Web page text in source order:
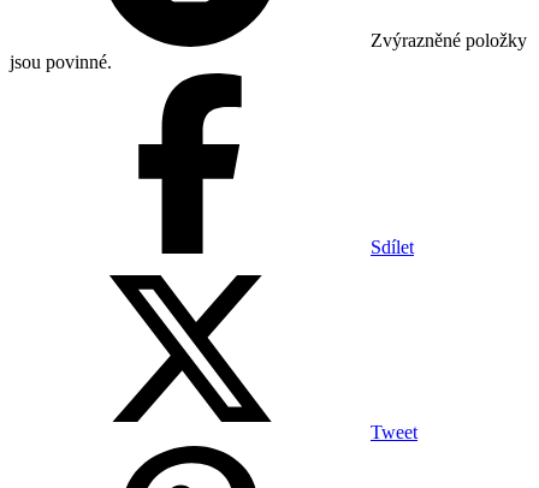
Zvýrazněné položky
jsou povinné.
Sdílet
Tweet